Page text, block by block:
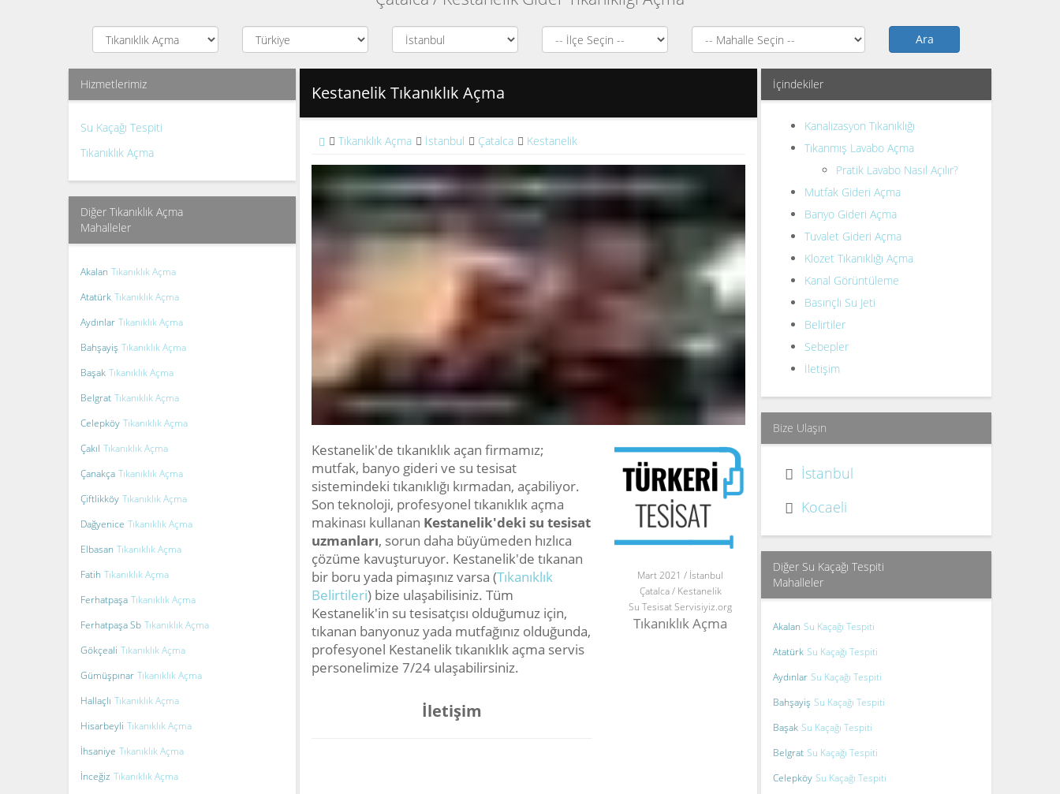
Ara
Kestanelik Tıkanıklık Açma
Tıkanıklık Açma İstanbul Çatalca Kestanelik
Kestanelik'de tıkanıklık açan firmamız;
mutfak, banyo gideri ve su tesisat
sistemindeki tıkanıklığı kırmadan, açabiliyor.
Son teknoloji, profesyonel tıkanıklık açma
makinası kullanan Kestanelik'deki su tesisat
uzmanları, sorun daha büyümeden hızlıca
çözüme kavuşturuyor. Kestanelik'de tıkanan
bir boru yada pimaşınız varsa (Tıkanıklık
Belirtileri) bize ulaşabilisiniz. Tüm
Kestanelik'in su tesisatçısı olduğumuz için,
tıkanan banyonuz yada mutfağınız olduğunda,
profesyonel Kestanelik tıkanıklık açma servis
personelimize 7/24 ulaşabilirsiniz.
İletişim
Mart 2021 / İstanbul
Çatalca / Kestanelik
Su Tesisat Servisiyiz.org
Tıkanıklık Açma
Hizmetlerimiz
Su Kaçağı Tespiti
Tıkanıklık Açma
Diğer Tıkanıklık Açma
Mahalleler
Akalan Tıkanıklık Açma
Atatürk Tıkanıklık Açma
Aydınlar Tıkanıklık Açma
Bahşayiş Tıkanıklık Açma
Başak Tıkanıklık Açma
Belgrat Tıkanıklık Açma
Celepköy Tıkanıklık Açma
Çakıl Tıkanıklık Açma
Çanakça Tıkanıklık Açma
Çiftlikköy Tıkanıklık Açma
Dağyenice Tıkanıklık Açma
Elbasan Tıkanıklık Açma
Fatih Tıkanıklık Açma
Ferhatpaşa Tıkanıklık Açma
Ferhatpaşa Sb Tıkanıklık Açma
Gökçeali Tıkanıklık Açma
Gümüşpınar Tıkanıklık Açma
Hallaçlı Tıkanıklık Açma
Hisarbeyli Tıkanıklık Açma
İhsaniye Tıkanıklık Açma
İnceğiz Tıkanıklık Açma
İçindekiler
Kanalizasyon Tıkanıklığı
Tıkanmış Lavabo Açma
Pratik Lavabo Nasıl Açılır?
Mutfak Gideri Açma
Banyo Gideri Açma
Tuvalet Gideri Açma
Klozet Tıkanıklığı Açma
Kanal Görüntüleme
Basınçlı Su Jeti
Belirtiler
Sebepler
İletişim
Bize Ulaşın
İstanbul
Kocaeli
Diğer Su Kaçağı Tespiti
Mahalleler
Akalan Su Kaçağı Tespiti
Atatürk Su Kaçağı Tespiti
Aydınlar Su Kaçağı Tespiti
Bahşayiş Su Kaçağı Tespiti
Başak Su Kaçağı Tespiti
Belgrat Su Kaçağı Tespiti
Celepköy Su Kaçağı Tespiti